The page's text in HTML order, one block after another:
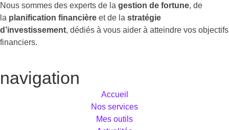
Nous sommes des experts de la gestion de fortune, de
la planification financière et de la stratégie
d’investissement, dédiés à vous aider à atteindre vos objectifs
financiers.
navigation
Accueil
Nos services
Mes outils